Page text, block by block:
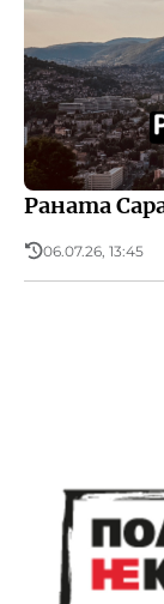
Раната
06.07.26, 13:45